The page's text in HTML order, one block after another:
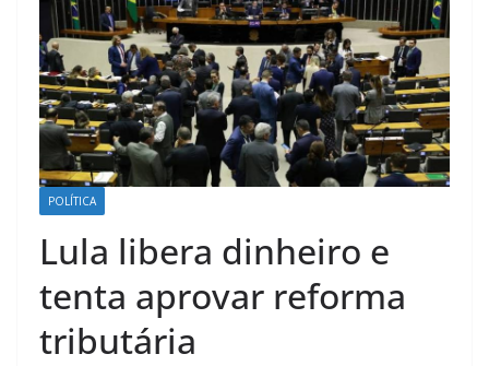
POLÍTICA
Lula libera dinheiro e
tenta aprovar reforma
tributária